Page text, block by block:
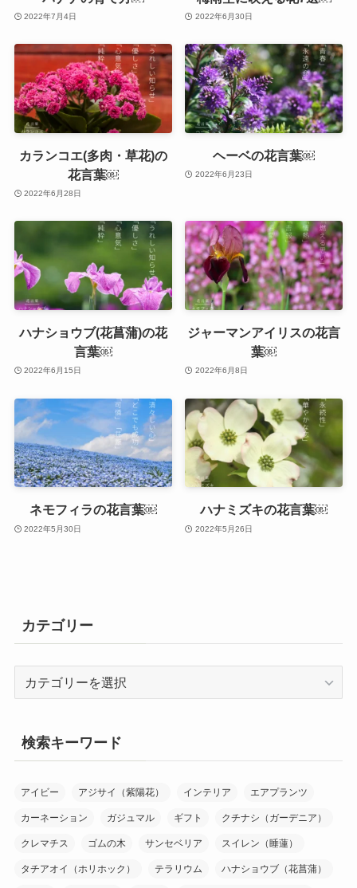
2022年7月4日 2022年6月30日
カランコエ(多肉・草花)の
花言葉￼
2022年6月28日
ヘーベの花言葉￼
2022年6月23日
ハナショウブ(花菖蒲)の花
言葉￼
2022年6月15日
ジャーマンアイリスの花言
葉￼
2022年6月8日
ネモフィラの花言葉￼
2022年5月30日
ハナミズキの花言葉￼
2022年5月26日
カテゴリー
リ
ー
検索キーワード
アイビー アジサイ（紫陽花） インテリア エアプランツ
カーネーション ガジュマル ギフト クチナシ（ガーデニア）
クレマチス ゴムの木 サンセベリア スイレン（睡蓮）
タチアオイ（ホリホック） テラリウム ハナショウブ（花菖蒲）